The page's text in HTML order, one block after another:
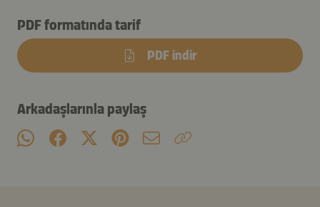
PDF formatında tarif
PDF indir
Arkadaşlarınla paylaş